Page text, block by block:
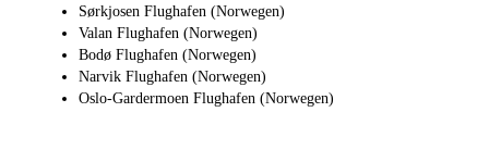
Sørkjosen Flughafen (Norwegen)
Valan Flughafen (Norwegen)
Bodø Flughafen (Norwegen)
Narvik Flughafen (Norwegen)
Oslo-Gardermoen Flughafen (Norwegen)